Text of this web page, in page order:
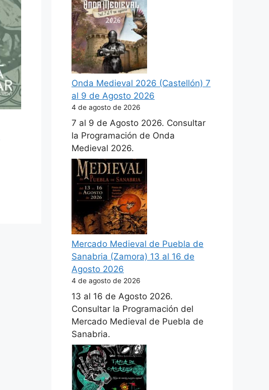
Onda Medieval 2026 (Castellón) 7
al 9 de Agosto 2026
4 de agosto de 2026
7 al 9 de Agosto 2026. Consultar
la Programación de Onda
Medieval 2026.
Mercado Medieval de Puebla de
Sanabria (Zamora) 13 al 16 de
Agosto 2026
4 de agosto de 2026
13 al 16 de Agosto 2026.
Consultar la Programación del
Mercado Medieval de Puebla de
Sanabria.